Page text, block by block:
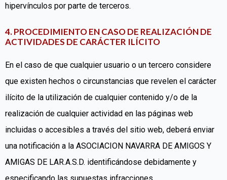
hipervínculos por parte de terceros.
4. PROCEDIMIENTO EN CASO DE REALIZACIÓN DE
ACTIVIDADES DE CARÁCTER ILÍCITO
En el caso de que cualquier usuario o un tercero considere
que existen hechos o circunstancias que revelen el carácter
ilícito de la utilización de cualquier contenido y/o de la
realización de cualquier actividad en las páginas web
incluidas o accesibles a través del sitio web, deberá enviar
una notificación a la ASOCIACION NAVARRA DE AMIGOS Y
AMIGAS DE LAR.A.S.D. identificándose debidamente y